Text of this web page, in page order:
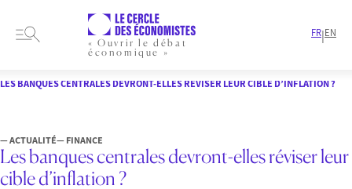
« Ouvrir le débat
économique »
FR|EN
LES BANQUES CENTRALES DEVRONT-ELLES RÉVISER LEUR CIBLE D’INFLATION ?
— ACTUALITÉ— FINANCE
Les banques centrales devront-elles réviser leur
cible d’inflation ?